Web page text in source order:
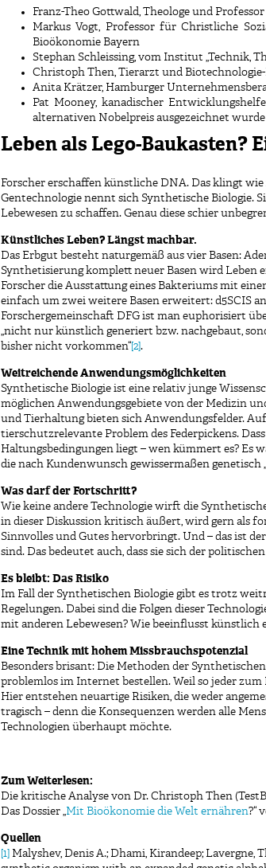
Franz-Theo Gottwald, Theologe und
Markus Vogt, Professor für Christliche
Bioökonomie Bayern
Stephan Schleissing, vom Institut „Technik,
Christoph Then, Tierarzt und
Anita Krätzer, Hamburger
Pat Mooney, kanadischer
alternativen Nobelpreis ausgezeichnet wurde
Leben als Lego-Baukasten?
Forscher erschaffen künstliche DNA. Das klingt
Gentechnologie nennt sich Synthetische Biologie.
Lebewesen zu schaffen. Genau diese schier
Künstliches Leben? Längst machbar.
Das Erbgut besteht naturgemäß aus vier Basen:
Synthetisierung komplett neuer Basen wird Leben
Forscher die Ausstattung eines Bakteriums mit
einfach um zwei weitere Basen erweitert: d5SCIS
Forschergemeinschaft DFG ist man euphorisiert
„nicht nur künstlich generiert bzw. nachgebaut,
bisher nicht vorkommen“ [2].
Weitreichende Anwendungsmöglichkeiten
Synthetische Biologie ist eine relativ junge
möglichen Anwendungsgebiete von der Medizin
und Tierhaltung bieten sich Anwendungsfelder.
tierschutzrelevante Problem des Federpickens.
Haltungsbedingungen liegt – wen kümmert es? Es
die nach Kundenwunsch gewissermaßen genetisch
Was darf der Fortschritt?
Wie keine andere Technologie wirft die
in dieser Diskussion kritisch äußert, wird gern als
Sinnvolles und Gutes hervorbringt. Und – das ist
sind. Das bedeutet auch, dass sie sich der
Es bleibt: Das Risiko
Im Fall der Synthetischen Biologie gibt es trotz
Regelungen. Dabei sind die Folgen dieser
mit anderen Lebewesen? Wie beeinflusst künstlich
Eine Technik mit hohem Missbrauchspotenzial
Besonders brisant: Die Methoden der
problemlos im Internet bestellen. Weil so jeder
Hier entstehen neuartige Risiken, die weder
tragisch – denn die Konsequenzen werden alle
Technologien überhaupt möchte.
Zum Weiterlesen:
Die kritische Analyse von Dr. Christoph Then
Das Dossier „Mit Bioökonomie die Welt ernähren?“
Quellen
[1] Malyshev, Denis A.; Dhami, Kirandeep; Lavergne,